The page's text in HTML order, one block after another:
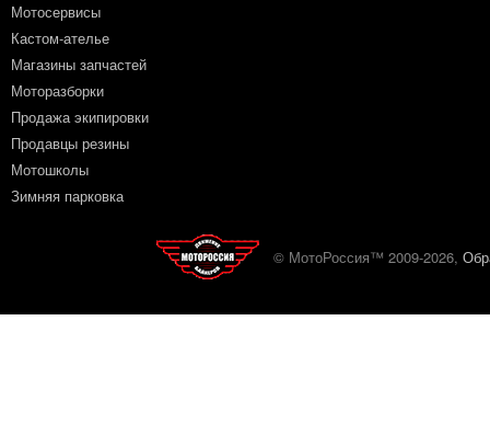
Мотосервисы
Кастом-ателье
Магазины запчастей
Моторазборки
Продажа экипировки
Продавцы резины
Мотошколы
Зимняя парковка
© МотоРоссия™ 2009-2026,